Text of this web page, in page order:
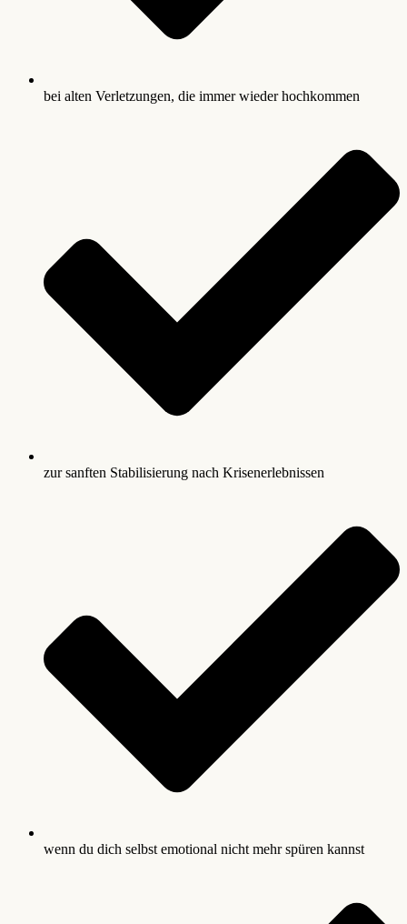
bei alten Verletzungen, die immer wieder hochkommen
zur sanften Stabilisierung nach Krisenerlebnissen
wenn du dich selbst emotional nicht mehr spüren kannst